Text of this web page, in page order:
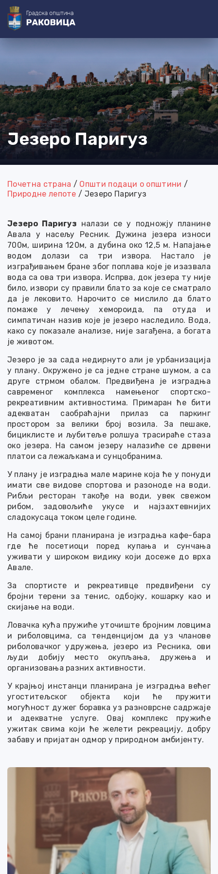
@=[3-0]=@@=[4-0]=@ @=[4-1]=@ @=[4-2]=@ @=[4-3]=@
@=[4-4]=@@=[4-5]=@
Језеро Паригуз
Почетна страна / Општи подаци о општини /
Природне лепоте / Језеро Паригуз
Језеро Паригуз налази се у подножју планине
Авала у насељу Ресник. Дужина језера износи
700м, ширина 120м, а дубина око 12,5 м. Напајање
водом долази са три извора. Настало је
изграђивањем бране због поплава које је изазвала
вода са ова три извора. Испрва, док језера ту није
било, извори су правили блато за које се сматрало
да је лековито. Нарочито се мислило да блато
помаже у лечењу хемороида, па отуда и
симпатичан назив које је језеро наследило. Вода,
како су показале анализе, није загађена, а богата
је животом.
Језеро је за сада недирнуто али је урбанизација
у плану. Окружено је са једне стране шумом, а са
друге стрмом обалом. Предвиђена је изградња
савременог комплекса намењеног спортско-
рекреативним активностима. Примаран ће бити
адекватан саобраћајни прилаз са паркинг
простором за велики број возила. За пешаке,
бициклисте и љубитеље ролшуа трасираће стаза
око језера. На самом језеру налазиће се дрвени
платои са лежаљкама и сунцобранима.
У плану је изградња мале марине која ће у понуди
имати све видове спортова и разоноде на води.
Рибљи ресторан такође на води, увек свежом
рибом, задовољиће укусе и најзахтевнијих
сладокусаца током целе године.
На самој брани планирана је изградња кафе-бара
где ће посетиоци поред купања и сунчања
уживати у широком видику који досеже до врха
Авале.
За спортисте и рекреативце предвиђени су
бројни терени за тенис, одбојку, кошарку као и
скијање на води.
Ловачка кућа пружиће уточиште бројним ловцима
и риболовцима, са тенденцијом да уз чланове
риболовачког удружења, језеро из Ресника, ови
људи добију место окупљања, дружења и
организовања разних активности.
У крајњој инстанци планирана је изградња већег
угоститељског објекта који ће пружити
могућност дужег боравка уз разноврсне садржаје
и адекватне услуге. Овај комплекс пружиће
ужитак свима који ће желети рекреацију, добру
забаву и пријатан одмор у природном амбијенту.